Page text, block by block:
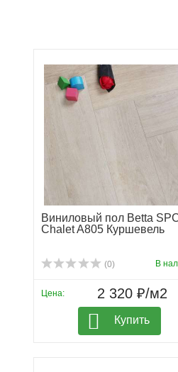
Виниловый пол Betta
Chalet A805 Куршевель
(0) В
Цена: 2 320 ₽/м2
Купить